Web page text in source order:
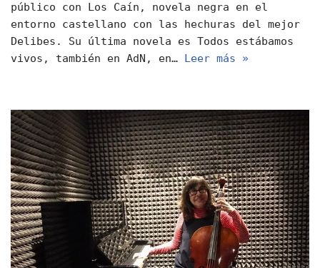
público con Los Caín, novela negra en el
entorno castellano con las hechuras del mejor
Delibes. Su última novela es Todos estábamos
vivos, también en AdN, en… Leer más »